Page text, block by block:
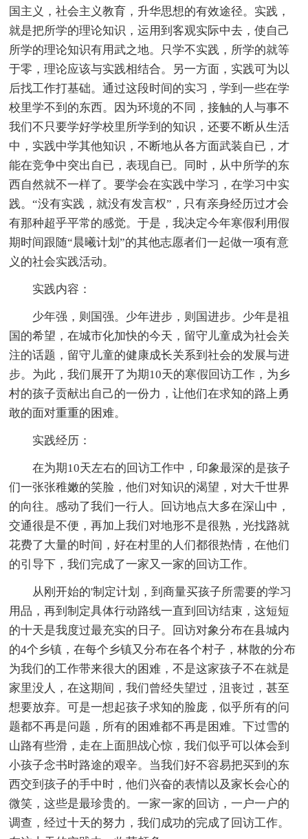
国主义，社会主义教育，升华思想的有效途径。实践，
就是把所学的理论知识，运用到客观实际中去，使自己
所学的理论知识有用武之地。只学不实践，所学的就等
于零，理论应该与实践相结合。另一方面，实践可为以
后找工作打基础。通过这段时间的实习，学到一些在学
校里学不到的东西。因为环境的不同，接触的人与事不
我们不只要学好学校里所学到的知识，还要不断从生活
中，实践中学其他知识，不断地从各方面武装自已，才
能在竞争中突出自已，表现自已。同时，从中所学的东
西自然就不一样了。要学会在实践中学习，在学习中实
践。“没有实践，就没有发言权”，只有亲身经历过才会
有那种超乎平常的感觉。于是，我决定今年寒假利用假
期时间跟随“晨曦计划”的其他志愿者们一起做一项有意
义的社会实践活动。
实践内容：
少年强，则国强。少年进步，则国进步。少年是祖
国的希望，在城市化加快的今天，留守儿童成为社会关
注的话题，留守儿童的健康成长关系到社会的发展与进
步。为此，我们展开了为期10天的寒假回访工作，为乡
村的孩子贡献出自己的一份力，让他们在求知的路上勇
敢的面对重重的困难。
实践经历：
在为期10天左右的回访工作中，印象最深的是孩子
们一张张稚嫩的笑脸，他们对知识的渴望，对大千世界
的向往。感动了我们一行人。回访地点大多在深山中，
交通很是不便，再加上我们对地形不是很熟，光找路就
花费了大量的时间，好在村里的人们都很热情，在他们
的引导下，我们完成了一家又一家的回访工作。
从刚开始的'制定计划，到商量买孩子所需要的学习
用品，再到制定具体行动路线一直到回访结束，这短短
的十天是我度过最充实的日子。回访对象分布在县城内
的4个乡镇，在每个乡镇又分布在各个村子，林散的分布
为我们的工作带来很大的困难，不是这家孩子不在就是
家里没人，在这期间，我们曾经失望过，沮丧过，甚至
想要放弃。可是一想起孩子求知的脸庞，似乎所有的问
题都不再是问题，所有的困难都不再是困难。下过雪的
山路有些滑，走在上面胆战心惊，我们似乎可以体会到
小孩子念书时路途的艰辛。当我们好不容易把买到的东
西交到孩子的手中时，他们兴奋的表情以及家长会心的
微笑，这些是最珍贵的。一家一家的回访，一户一户的
调查，经过十天的努力，我们成功的完成了回访工作。